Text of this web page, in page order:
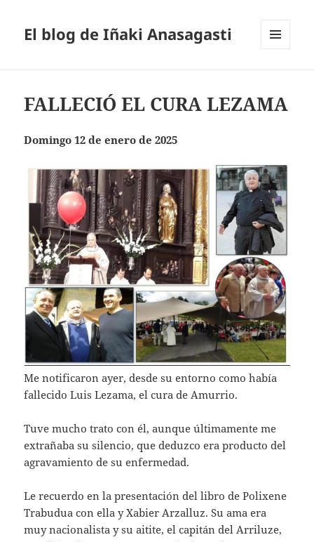
El blog de Iñaki Anasagasti
FALLECIÓ EL CURA LEZAMA
Domingo 12 de enero de 2025
Me notificaron ayer, desde su entorno como había
fallecido Luis Lezama, el cura de Amurrio.
Tuve mucho trato con él, aunque últimamente me
extrañaba su silencio, que deduzco era producto del
agravamiento de su enfermedad.
Le recuerdo en la presentación del libro de Polixene
Trabudua con ella y Xabier Arzalluz. Su ama era
muy nacionalista y su aitite, el capitán del Arriluze,